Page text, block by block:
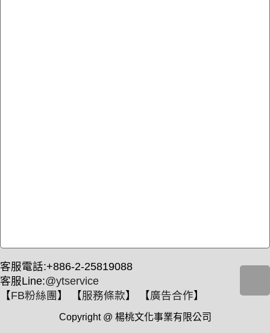
客服電話:+886-2-25819088
客服Line:@ytservice
【FB粉絲團 】 【服務條款】 【廣告合作】
Copyright @ 楊桃文化事業有限公司